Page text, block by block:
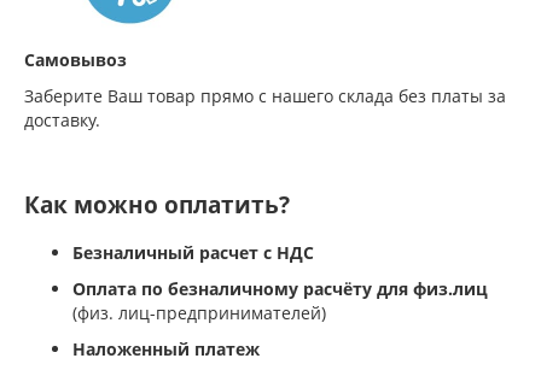
Самовывоз
Заберите Ваш товар прямо с нашего склада без платы за
доставку.
Как можно оплатить?
Безналичный расчет с НДС
Оплата по безналичному расчёту для физ.лиц
(физ. лиц-предпринимателей)
Наложенный платеж